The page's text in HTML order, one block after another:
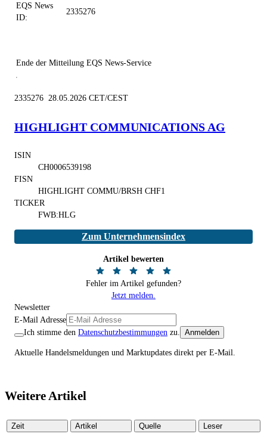
EQS News
ID:
2335276
Ende der Mitteilung EQS News-Service
2335276 28.05.2026 CET/CEST
HIGHLIGHT COMMUNICATIONS AG
ISIN
CH0006539198
FISN
HIGHLIGHT COMMU/BRSH CHF1
TICKER
FWB:HLG
Zum Unternehmensindex
Artikel bewerten
Fehler im Artikel gefunden?
Jetzt melden.
Newsletter
E-Mail Adresse
Ich stimme den Datenschutzbestimmungen zu. Anmelden
Aktuelle Handelsmeldungen und Marktupdates direkt per E-Mail.
Weitere Artikel
Zeit Artikel Quelle Leser